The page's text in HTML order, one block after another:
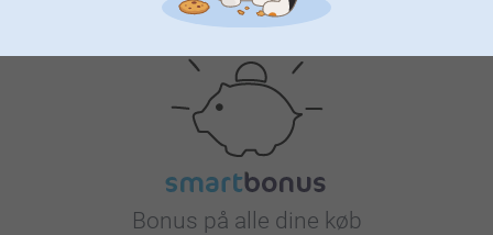
Tilfreds kunde garanti
Bonus på alle dine køb